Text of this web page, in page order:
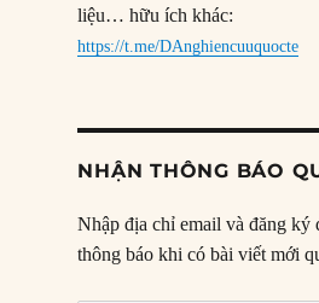
liệu… hữu ích khác:
https://t.me/DAnghiencuuquocte
NHẬN THÔNG BÁO
Nhập địa chỉ email và đăng ký
thông báo khi có bài viết mới